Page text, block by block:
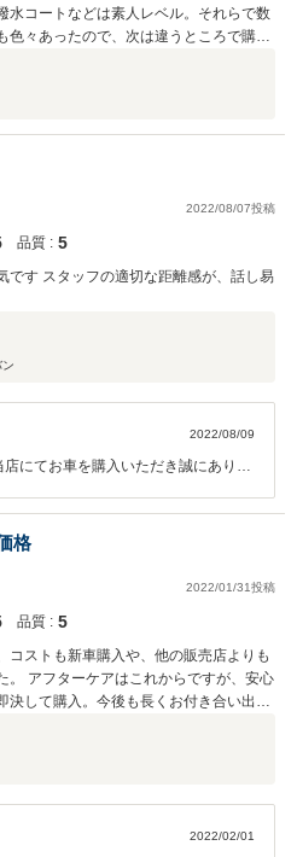
水コートなどは素人レベル。それらで数
色々あったので、次は違うところで購入
ズスペースのみ良かったです。
2022/08/07投稿
品質 : 5
です スタッフの適切な距離感が、話し易
ン
2022/08/09
せていただきます。 ご納車を是非お
お待ちください。 よろしくお願いいたします。
格
2022/01/31投稿
品質 : 5
コストも新車購入や、他の販売店よりも
。 アフターケアはこれからですが、安心
決して購入。今後も長くお付き合い出来
2022/02/01